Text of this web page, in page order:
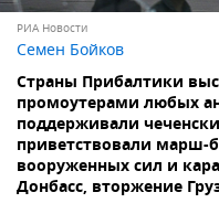
РИА Новости
Семен Бойков
Страны Прибалтики
промоутерами любых
поддерживали
приветствовали марш-
вооруженных сил и
Донбасс, вторжение